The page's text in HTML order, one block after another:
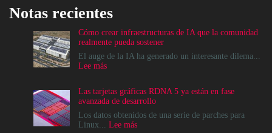
Notas recientes
Cómo crear infraestructuras de IA que la comunidad
realmente pueda sostener
El auge de la IA ha generado un interesante dilema...
Lee más:
infraestructuras
de
IA
que
Las tarjetas gráficas RDNA 5 ya están en fase
avanzada de desarrollo
Los datos obtenidos de una serie de parches para
Linux... Lee más: